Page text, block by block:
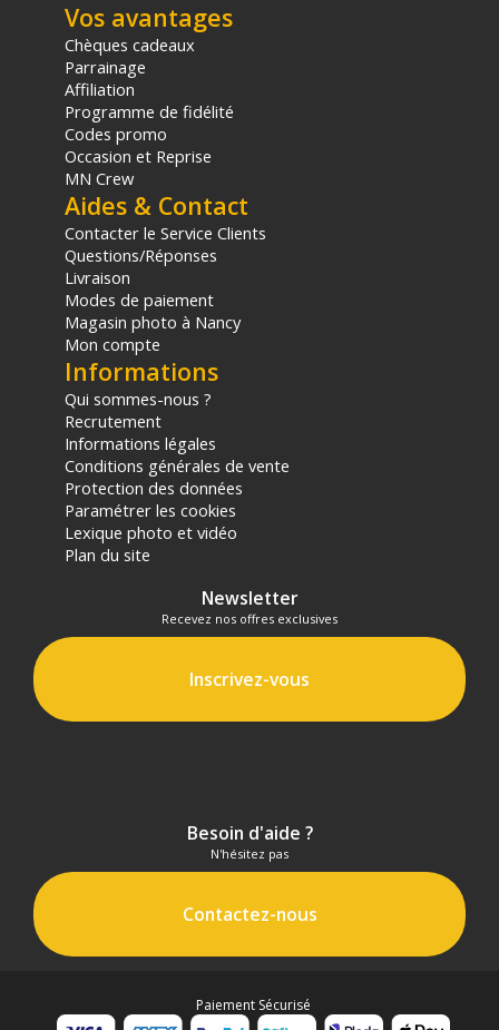
Code EAN Urth kit filtres UV + Polarisant circulaire 39mm -
Filtres photo - Achat et prix :
Garantie 2 ans
(1) Offre valable jusqu'au 31 Décembre 2030 à partir de 49 euros
d'achat, sur la base d'une expédition Chronopost 24H vers un point
sur les produits de moins de 1m et moins de 20Kg.
(2) Nombre de points Fidélité estimés, hors remises au panier, basé
sur le prix TTC en €, les points seront effectivement calculés dans le
panier.
Vos avantages
Chèques cadeaux
Parrainage
Affiliation
Programme de fidélité
Codes promo
Occasion et Reprise
MN Crew
Aides & Contact
Contacter le Service Clients
Questions/Réponses
Livraison
Modes de paiement
Magasin photo à Nancy
Mon compte
Informations
Qui sommes-nous ?
Recrutement
Informations légales
Conditions générales de vente
Protection des données
Paramétrer les cookies
Lexique photo et vidéo
Plan du site
Newsletter
Recevez nos offres exclusives
Inscrivez-vous
Besoin d'aide ?
N'hésitez pas
Contactez-nous
Paiement Sécurisé